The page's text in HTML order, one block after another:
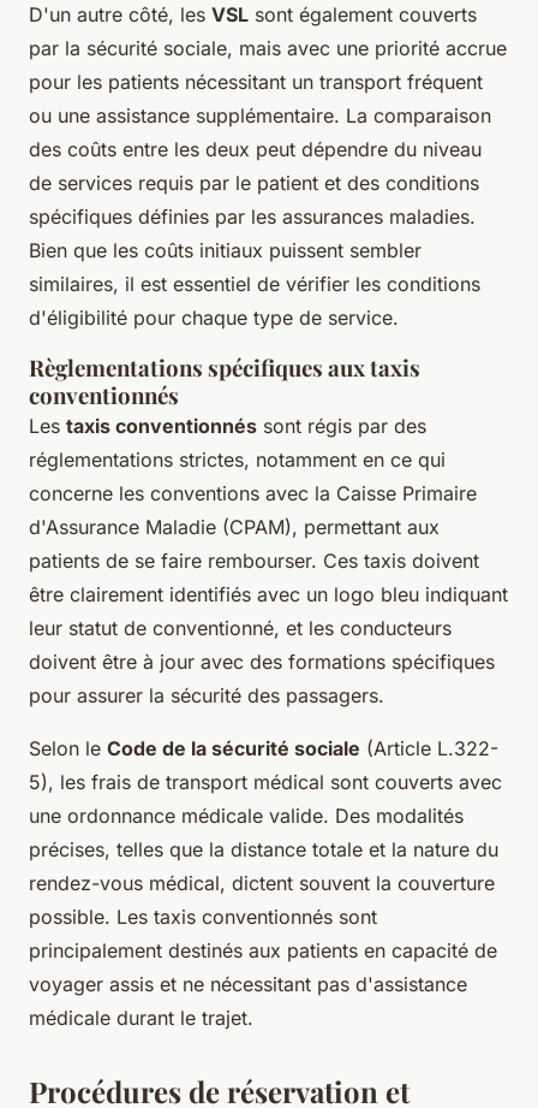
D'un autre côté, les VSL sont également couverts
par la sécurité sociale, mais avec une priorité accrue
pour les patients nécessitant un transport fréquent
ou une assistance supplémentaire. La comparaison
des coûts entre les deux peut dépendre du niveau
de services requis par le patient et des conditions
spécifiques définies par les assurances maladies.
Bien que les coûts initiaux puissent sembler
similaires, il est essentiel de vérifier les conditions
d'éligibilité pour chaque type de service.
Règlementations spécifiques aux taxis
conventionnés
Les taxis conventionnés sont régis par des
réglementations strictes, notamment en ce qui
concerne les conventions avec la Caisse Primaire
d'Assurance Maladie (CPAM), permettant aux
patients de se faire rembourser. Ces taxis doivent
être clairement identifiés avec un logo bleu indiquant
leur statut de conventionné, et les conducteurs
doivent être à jour avec des formations spécifiques
pour assurer la sécurité des passagers.
Selon le Code de la sécurité sociale (Article L.322-
5), les frais de transport médical sont couverts avec
une ordonnance médicale valide. Des modalités
précises, telles que la distance totale et la nature du
rendez-vous médical, dictent souvent la couverture
possible. Les taxis conventionnés sont
principalement destinés aux patients en capacité de
voyager assis et ne nécessitant pas d'assistance
médicale durant le trajet.
Procédures de réservation et